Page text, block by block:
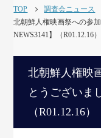
TOP
調査会ニュース
北朝鮮人権映画祭への参
NEWS3141】（R01.12.16）
北朝鮮人権映
とうございま
（R01.12.16）